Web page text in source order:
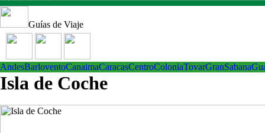
Guías de Viaje
AndesBarloventoCanaimaCaracasCentroColoniaTovarGranSabana
Isla de Coche